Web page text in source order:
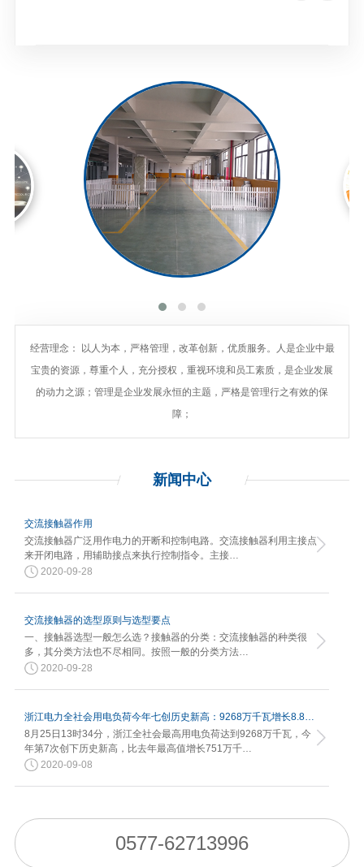
经营理念： 以人为本，严格管理，改革创新，优质服务。人是企业中最
宝贵的资源，尊重个人，充分授权，重视环境和员工素质，是企业发展
的动力之源；管理是企业发展永恒的主题，严格是管理行之有效的保
障；
新闻 中心
交流接触器作用
交流接触器广泛用作电力的开断和控制电路。交流接触器利用主接点
来开闭电路，用辅助接点来执行控制指令。主接…
2020-09-28
交流接触器的选型原则与选型要点
一、接触器选型一般怎么选？接触器的分类：交流接触器的种类很
多，其分类方法也不尽相同。按照一般的分类方法…
2020-09-28
浙江电力全社会用电负荷今年七创历史新高：9268万千瓦增长8.82%
8月25日13时34分，浙江全社会最高用电负荷达到9268万千瓦，今
年第7次创下历史新高，比去年最高值增长751万千…
2020-09-08
0577-62713996